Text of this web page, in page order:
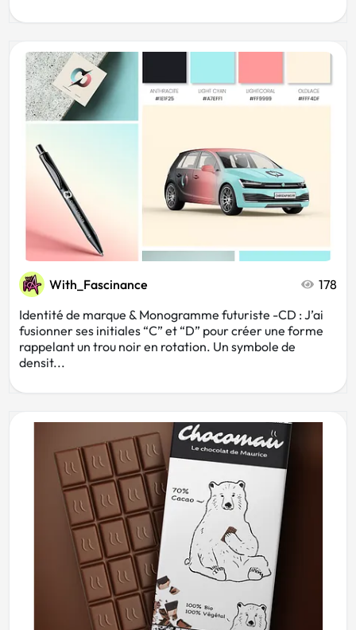
With_Fascinance
178
Identité de marque & Monogramme futuriste -CD : J’ai
fusionner ses initiales “C” et “D” pour créer une forme
rappelant un trou noir en rotation. Un symbole de
densit...